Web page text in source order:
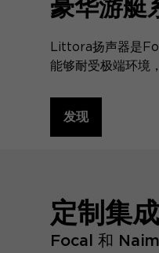
豪华游艇
Littora扬声器是
能够耐受极端环境
发现
定制集
Focal 和 Naim